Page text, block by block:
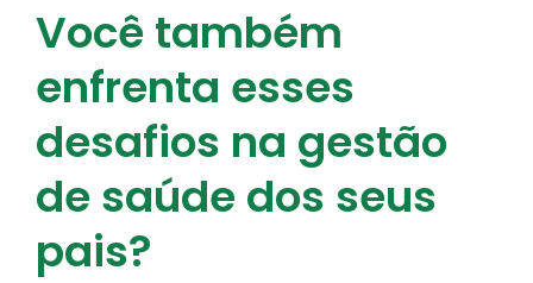
Você também
enfrenta esses
desafios na gestão
de saúde dos seus
pais?